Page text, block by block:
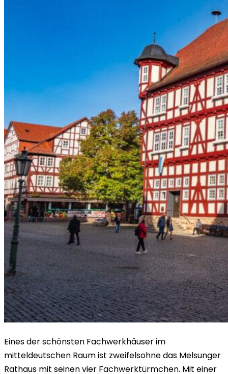
Eines der schönsten Fachwerkhäuser im
mitteldeutschen Raum ist zweifelsohne das Melsunger
Rathaus mit seinen vier Fachwerktürmchen. Mit einer